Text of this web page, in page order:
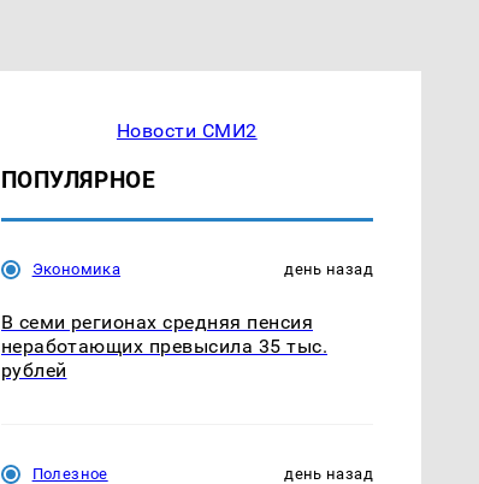
Новости СМИ2
ПОПУЛЯРНОЕ
Экономика день назад
В семи регионах средняя пенсия
неработающих превысила 35 тыс.
рублей
Полезное день назад